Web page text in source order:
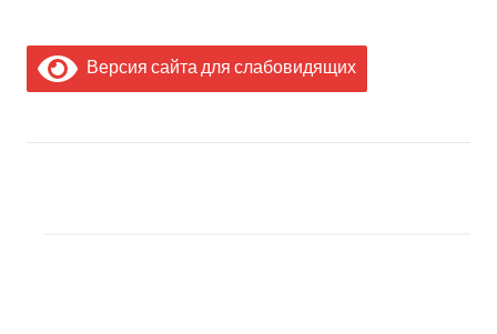
Версия сайта для слабовидящих